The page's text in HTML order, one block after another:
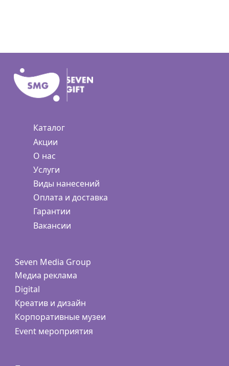
Каталог
Акции
О нас
Услуги
Виды нанесений
Оплата и доставка
Гарантии
Вакансии
Seven Media Group
Медиа реклама
Digital
Креатив и дизайн
Корпоративные музеи
Event мероприятия